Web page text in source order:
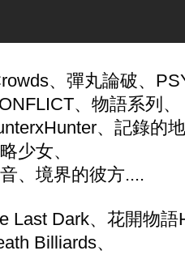
、彈丸論破、
、物語系列、
、記錄的
少女、
、境界的彼方....
Last Dark、花開物
Billiards、